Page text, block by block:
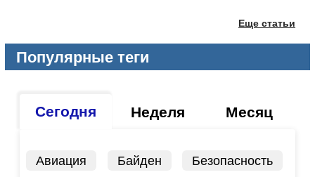
Еще статьи
Популярные теги
Сегодня Неделя Месяц
Авиация Байден Безопасность